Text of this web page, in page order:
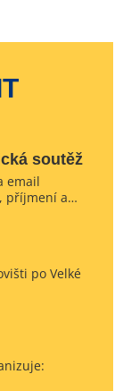
soutěž
email
příjmení a…
po Velké